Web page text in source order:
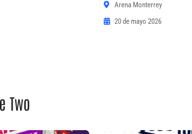
Arena Monterrey
20 de mayo 2026
Two